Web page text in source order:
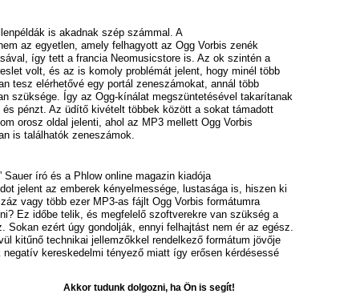
is akadnak szép számmal. A
az egyetlen, amely felhagyott az Ogg Vorbis zenék
így tett a francia Neomusicstore is. Az ok szintén a
volt, és az is komoly problémát jelent, hogy minél több
tesz elérhetővé egy portál zeneszámokat, annál több
szüksége. Így az Ogg-kínálat megszüntetésével takarítanak
és pénzt. Az üdítő kivételt többek között a sokat támadott
orosz oldal jelenti, ahol az MP3 mellett Ogg Vorbis
is találhatók zeneszámok.
Sauer író és a Phlow online magazin kiadója
jelent az emberek kényelmessége, lustasága is, hiszen ki
vagy több ezer MP3-as fájlt Ogg Vorbis formátumra
Ez időbe telik, és megfelelő szoftverekre van szükség a
Sokan ezért úgy gondolják, ennyi felhajtást nem ér az egész.
kitűnő technikai jellemzőkkel rendelkező formátum jövője
negatív kereskedelmi tényező miatt így erősen kérdésessé
Akkor tudunk dolgozni, ha Ön is segít!